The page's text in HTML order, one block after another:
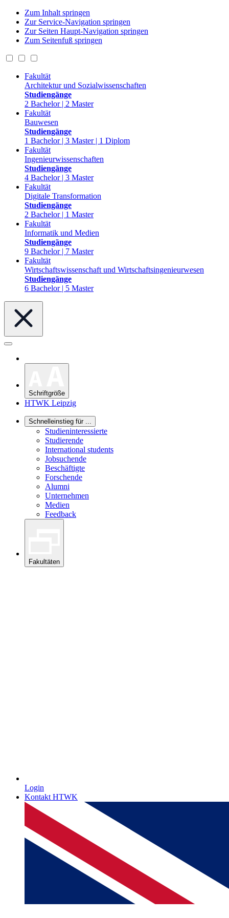
Zum Inhalt springen
Zur Service-Navigation springen
Zur Seiten Haupt-Navigation springen
Zum Seitenfuß springen
Fakultät
Architektur und Sozialwissenschaften
Studiengänge
2 Bachelor | 2 Master
Fakultät
Bauwesen
Studiengänge
1 Bachelor | 3 Master | 1 Diplom
Fakultät
Ingenieurwissenschaften
Studiengänge
4 Bachelor | 3 Master
Fakultät
Digitale Transformation
Studiengänge
2 Bachelor | 1 Master
Fakultät
Informatik und Medien
Studiengänge
9 Bachelor | 7 Master
Fakultät
Wirtschaftswissenschaft und Wirtschaftsingenieurwesen
Studiengänge
6 Bachelor | 5 Master
Schriftgröße
HTWK Leipzig
Schnelleinstieg für ...
Studieninteressierte
Studierende
International students
Jobsuchende
Beschäftigte
Forschende
Alumni
Unternehmen
Medien
Feedback
Fakultäten
Login
Kontakt HTWK